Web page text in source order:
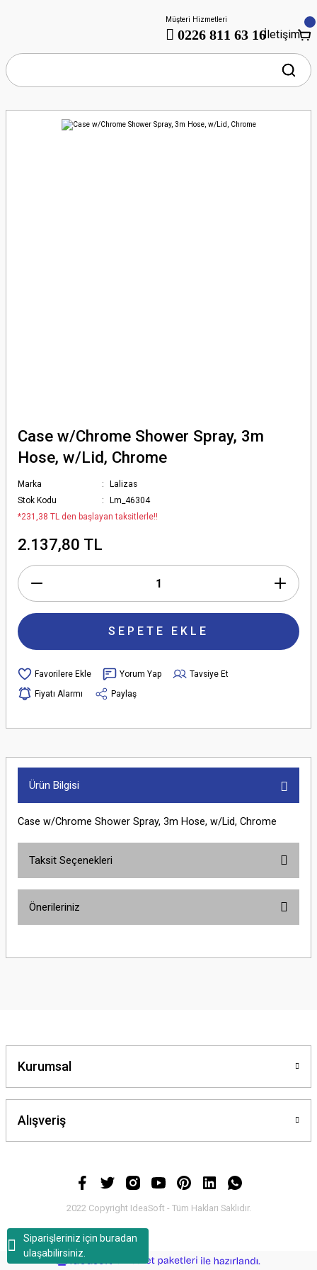
Siparişleriniz için buradan
ulaşabilirsiniz.
Müşteri Hizmetleri
0226 811 63 16İletişim
Case w/Chrome Shower Spray, 3m
Hose, w/Lid, Chrome
Marka
Lalizas
Stok Kodu
Lm_46304
*231,38 TL den başlayan taksitlerle!!
2.137,80 TL
SEPETE EKLE
Yorum Yap
Tavsiye Et
Fiyatı Alarmı
Paylaş
Ürün Bilgisi
Case w/Chrome Shower Spray, 3m Hose, w/Lid, Chrome
Taksit Seçenekleri
Önerileriniz
yetersiz gördüğünüz noktaları öneri formunu kullanarak tarafımıza
Bu ürüne benzer farklı alternatifler olmalı.
Gönder
Kurumsal
Alışveriş
2022 Copyright IdeaSoft - Tüm Hakları Saklıdır.
e-